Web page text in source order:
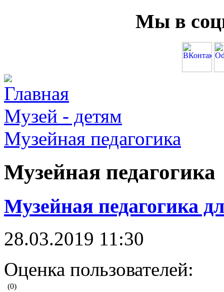
Мы в
Главная
Музей - детям
Музейная педагогика
Музейная педагогика
Музейная педагогика
28.03.2019 11:30
Оценка пользователей:
(0)